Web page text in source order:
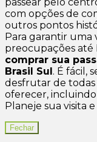
passear pelo
com opções de
outros pontos
Para garantir uma
preocupações até
comprar sua
Brasil Sul . É fácil,
desfrutar de todas
oferecer,
Planeje sua visita
Fechar